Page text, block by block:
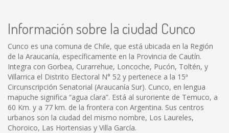
Información sobre la ciudad Cunco
Cunco es una comuna de Chile, que está ubicada en la Región
de la Araucanía, específicamente en la Provincia de Cautín.
Integra con Gorbea, Curarrehue, Loncoche, Pucón, Toltén, y
Villarrica el Distrito Electoral N° 52 y pertenece a la 15ª
Circunscripción Senatorial (Araucanía Sur). Cunco, en lengua
mapuche significa “agua clara”. Está al suroriente de Temuco, a
60 Km. y a 77 km. de la frontera con Argentina. Sus centros
urbanos son la ciudad del mismo nombre, Los Laureles,
Choroico, Las Hortensias y Villa García.